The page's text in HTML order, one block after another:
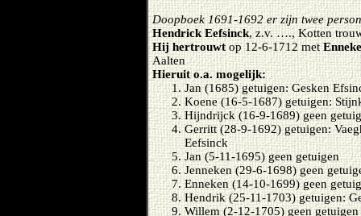
Doopboek 1691-1692 er zijn twee
Hendrick Eefsinck, z.v. …., Kotten
Hij hertrouwtop 12-6-1712 met
Aalten
Hieruit o.a. mogelijk:
Jan (1685) getuigen: Gesken
Koene (16-5-1687) getuigen:
Hijndrijck (16-9-1689) geen
Gerritt (28-9-1692) getuigen:
Eefsinck
Jan (5-11-1695) geen getuigen
Jenneken (29-6-1698) geen
Enneken (14-10-1699) geen
Hendrik (25-11-1703) getuigen:
Willem (2-12-1705) geen getuigen